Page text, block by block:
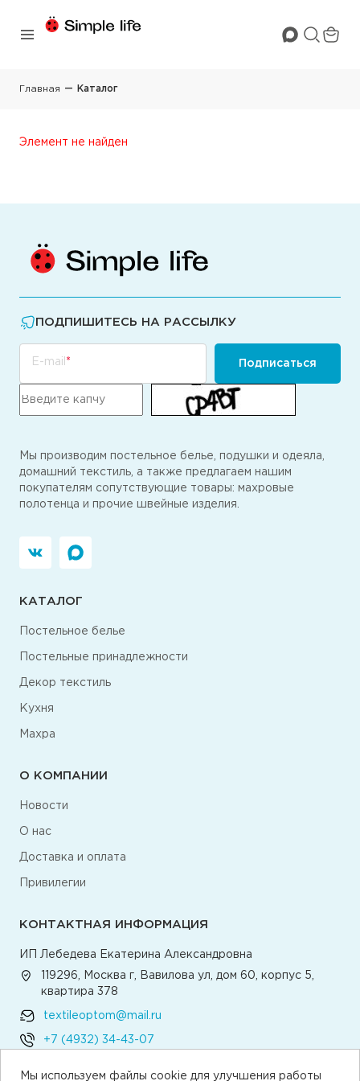
Главная Каталог
Элемент не найден
Мы используем файлы cookie для улучшения работы
ПОДПИШИТЕСЬ НА РАССЫЛКУ
E-mail Подписаться
Мы производим постельное белье, подушки и одеяла,
домашний текстиль, а также предлагаем нашим
покупателям сопутствующие товары: махровые
полотенца и прочие швейные изделия.
КАТАЛОГ
Постельное белье
Постельные принадлежности
Декор текстиль
Кухня
Махра
О КОМПАНИИ
Новости
О нас
Доставка и оплата
Привилегии
КОНТАКТНАЯ ИНФОРМАЦИЯ
ИП Лебедева Екатерина Александровна
119296, Москва г, Вавилова ул, дом 60, корпус 5,
квартира 378
textileoptom@mail.ru
+7 (4932) 34-43-07